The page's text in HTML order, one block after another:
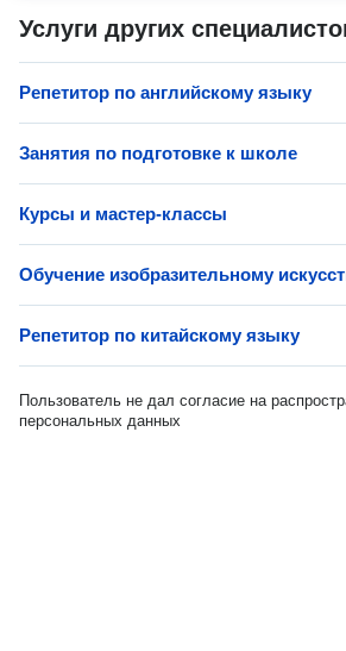
Услуги других
Репетитор по английскому языку
Занятия по подготовке к школе
Курсы и мастер-классы
Обучение изобразительному
Репетитор по китайскому языку
Пользователь не дал согласие на
персональных данных